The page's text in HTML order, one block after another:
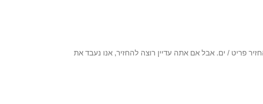
צריך להחזיר פריט / ים. אבל אם אתה עדיין רוצה להחזיר, אנו נעבד את